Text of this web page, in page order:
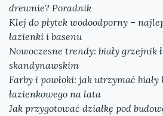
drewnie? Poradnik
Klej do płytek wodoodporny –
łazienki i basenu
Nowoczesne trendy: biały grzejnik
skandynawskim
Farby i powłoki: jak utrzymać
łazienkowego na lata
Jak przygotować działkę pod